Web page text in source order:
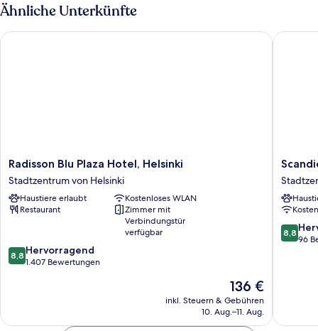
Ähnliche Unterkünfte
Radisson
Blu
Plaza
Hotel,
Helsinki
Helsinki
Radisson Blu Plaza Hotel, Helsinki
Stadtzentrum von Helsinki
Haustiere erlaubt
Kostenloses WLAN
Restaurant
Zimmer mit
Verbindungstür
verfügbar
8.8
von
8,8 Hervorragend
1.407 Bewertungen
Der
Preis
beträgt
136 €
inkl. Steuern & Gebühren
10. Aug.–11. Aug.
Radisson Blu Plaza Hotel, Helsinki
Scandic
Grand
Marina
von
Helsinki
8.8
von
8,8
96
Scandic